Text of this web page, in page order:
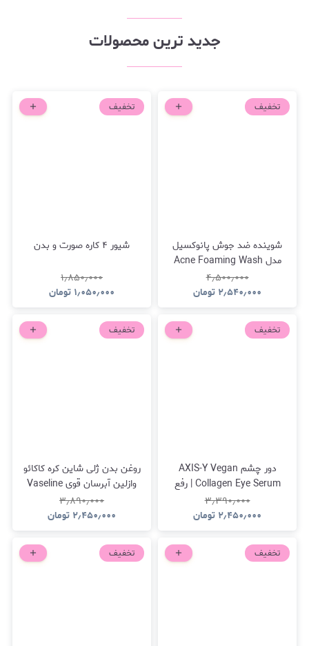
جدید ترین محصولات
تخفیف
شوینده ضد جوش پانوکسیل
مدل Acne Foaming Wash
10% Benzoyl Peroxide
۴٫۵۰۰٫۰۰۰
۲٫۵۴۰٫۰۰۰ تومان
تخفیف
شیور ۴ کاره صورت و بدن
۱٫۸۵۰٫۰۰۰
۱٫۰۵۰٫۰۰۰ تومان
تخفیف
دور چشم AXIS-Y Vegan
Collagen Eye Serum | رفع
تیرگی و خستگی دور چشم
۳٫۳۹۰٫۰۰۰
۲٫۴۵۰٫۰۰۰ تومان
تخفیف
روغن بدن ژلی شاین کره کاکائو
وازلین آبرسان قوی Vaseline
Glazed and Glisten Golden
Hour Body Gel Oi
۳٫۸۹۰٫۰۰۰
۲٫۴۵۰٫۰۰۰ تومان
تخفیف تخفیف